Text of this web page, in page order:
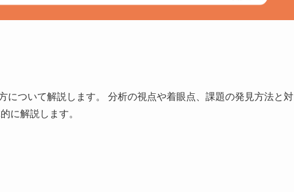
について解説します。 分析の視点や着眼点、課題の発見方法と対
に解説します。